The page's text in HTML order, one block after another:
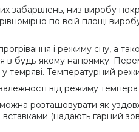
забарвлень, низ виробу
по всій площі
і режиму сну, а
в будь-якому напрямку.
Температурний
від режиму
розташовувати як
(надають гарний